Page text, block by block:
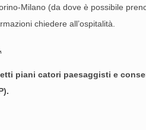
Milano (da dove è possibile
chiedere all’ospitalità.
piani catori paesaggisti e